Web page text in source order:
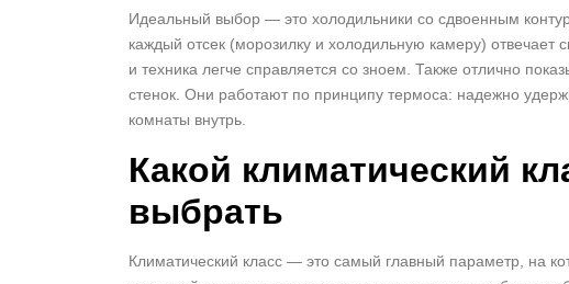
Идеальный выбор — это холодильники со сдвоенным
каждый отсек (морозилку и холодильную камеру) отвечает
и техника легче справляется со зноем. Также отлично
стенок. Они работают по принципу термоса: надежно
комнаты внутрь.
Какой климатический
выбрать
Климатический класс — это самый главный параметр, на